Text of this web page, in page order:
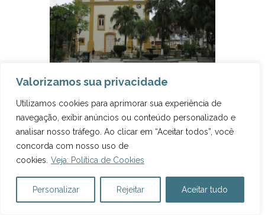
Valorizamos sua privacidade
Utilizamos cookies para aprimorar sua experiência de
navegação, exibir anúncios ou conteúdo personalizado e
analisar nosso tráfego. Ao clicar em “Aceitar todos”, você
concorda com nosso uso de
cookies. Veja: Política de Cookies
Personalizar Rejeitar Aceitar tudo
Igrejinha em São José do Barreiro. Foto:
Marcelle Ribeiro.
ONDE NÃO FICAR
final do século XIX e fica um pouquinho antes da